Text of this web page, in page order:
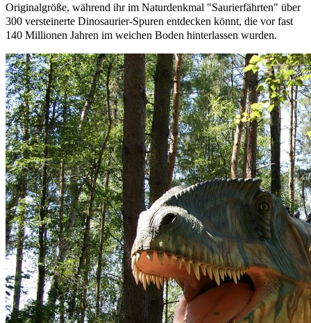
Originalgröße, während ihr im Naturdenkmal "Saurierfährten" über
300 versteinerte Dinosaurier-Spuren entdecken könnt, die vor fast
140 Millionen Jahren im weichen Boden hinterlassen wurden.